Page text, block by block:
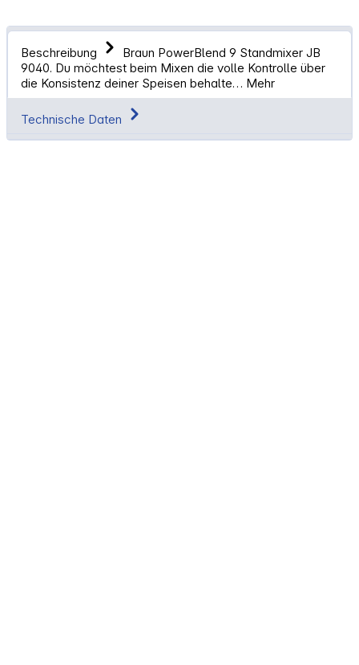
Beschreibung
Braun PowerBlend 9 Standmixer JB
9040. Du möchtest beim Mixen die volle Kontrolle über
die Konsistenz deiner Speisen behalte… Mehr
Technische Daten